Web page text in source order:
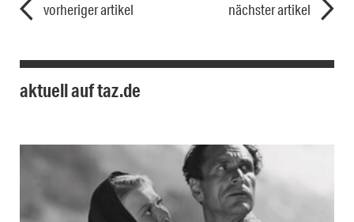
vorheriger artikel nächster artikel
aktuell auf taz.de